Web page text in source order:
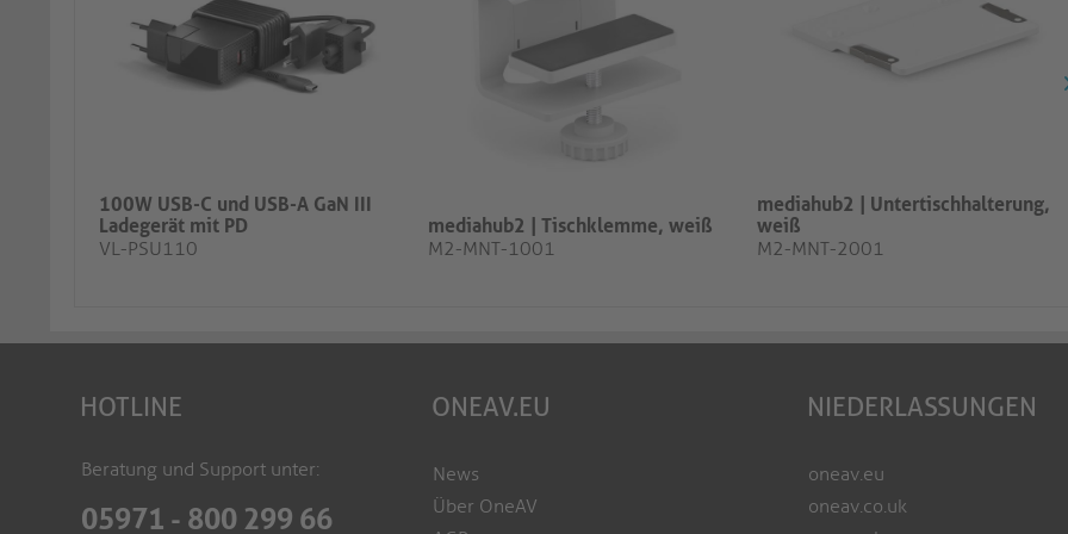
100W USB-C und USB-A GaN III
Ladegerät mit PD
VL-PSU110
mediahub2 | Tischklemme, weiß
M2-MNT-1001
mediahub2 | Untertischhalterung,
weiß
M2-MNT-2001
HOTLINE
Beratung und Support unter:
05971 - 800 299 66
ONEAV.EU
News
Über OneAV
NIEDERLASSUNGEN
oneav.eu
oneav.co.uk